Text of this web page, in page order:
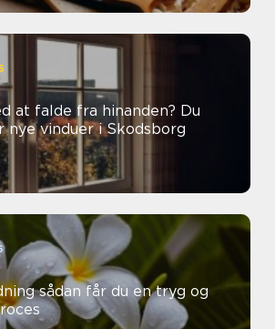
at falde fra hinanden? Du
nye vinduer i Skodsborg
en tryg og